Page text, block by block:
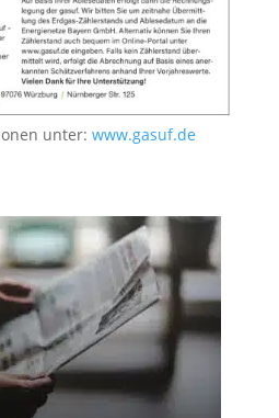
unter: www.gasuf.de